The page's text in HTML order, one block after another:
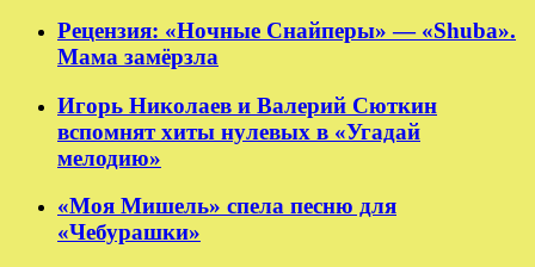
Рецензия: «Ночные Снайперы» — «Shuba».
Мама замёрзла
Игорь Николаев и Валерий Сюткин
вспомнят хиты нулевых в «Угадай
мелодию»
«Моя Мишель» спела песню для
«Чебурашки»